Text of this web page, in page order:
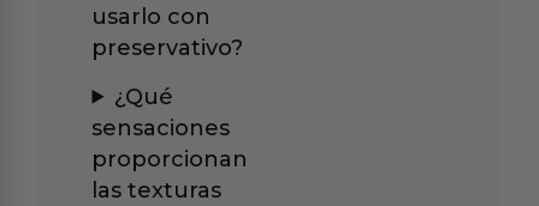
usarlo con
preservativo?
¿Qué
sensaciones
proporcionan
las texturas